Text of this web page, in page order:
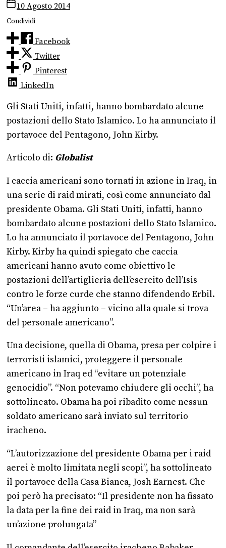
10 Agosto 2014
Condividi
Facebook
Twitter
Pinterest
LinkedIn
Gli Stati Uniti, infatti, hanno bombardato alcune
postazioni dello Stato Islamico. Lo ha annunciato il
portavoce del Pentagono, John Kirby.
Articolo di: Globalist
I caccia americani sono tornati in azione in Iraq, in
una serie di raid mirati, così come annunciato dal
presidente Obama. Gli Stati Uniti, infatti, hanno
bombardato alcune postazioni dello Stato Islamico.
Lo ha annunciato il portavoce del Pentagono, John
Kirby. Kirby ha quindi spiegato che caccia
americani hanno avuto come obiettivo le
postazioni dell’artiglieria dell’esercito dell’Isis
contro le forze curde che stanno difendendo Erbil.
“Un’area – ha aggiunto – vicino alla quale si trova
del personale americano”.
Una decisione, quella di Obama, presa per colpire i
terroristi islamici, proteggere il personale
americano in Iraq ed “evitare un potenziale
genocidio”. “Non potevamo chiudere gli occhi”, ha
sottolineato. Obama ha poi ribadito come nessun
soldato americano sarà inviato sul territorio
iracheno.
“L’autorizzazione del presidente Obama per i raid
aerei è molto limitata negli scopi”, ha sottolineato
il portavoce della Casa Bianca, Josh Earnest. Che
poi però ha precisato: “Il presidente non ha fissato
la data per la fine dei raid in Iraq, ma non sarà
un’azione prolungata”